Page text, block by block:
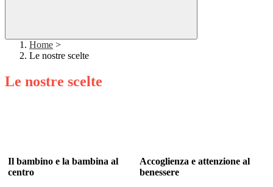
Home >
Le nostre scelte
Le nostre scelte
Il bambino e la bambina al
centro
Accoglienza e attenzione al
benessere